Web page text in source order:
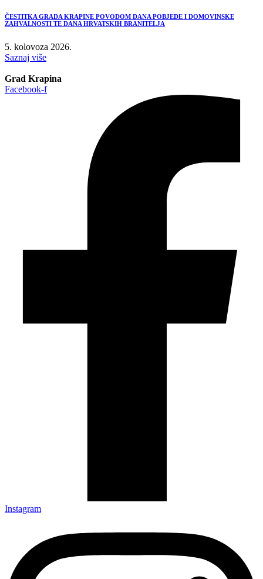
ČESTITKA GRADA KRAPINE POVODOM DANA POBJEDE I DOMOVINSKE
ZAHVALNOSTI TE DANA HRVATSKIH BRANITELJA
5. kolovoza 2026.
Saznaj više
Grad Krapina
Facebook-f
Instagram